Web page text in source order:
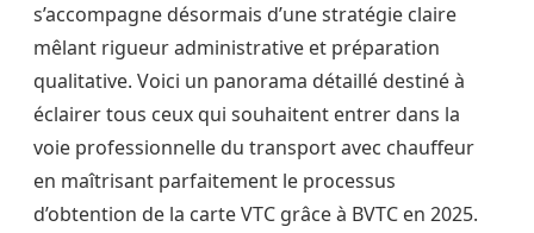
s’accompagne désormais d’une stratégie claire
mêlant rigueur administrative et préparation
qualitative. Voici un panorama détaillé destiné à
éclairer tous ceux qui souhaitent entrer dans la
voie professionnelle du transport avec chauffeur
en maîtrisant parfaitement le processus
d’obtention de la carte VTC grâce à BVTC en 2025.